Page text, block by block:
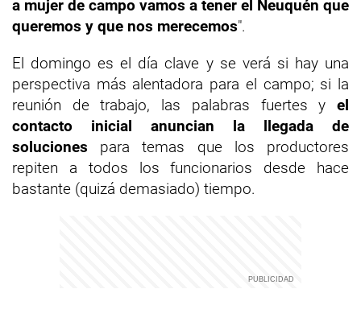
a mujer de campo vamos a tener el Neuquén que
queremos y que nos merecemos".
El domingo es el día clave y se verá si hay una
perspectiva más alentadora para el campo; si la
reunión de trabajo, las palabras fuertes y el
contacto inicial anuncian la llegada de
soluciones para temas que los productores
repiten a todos los funcionarios desde hace
bastante (quizá demasiado) tiempo.